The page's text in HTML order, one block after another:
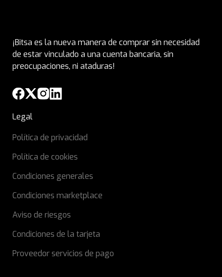
¡Bitsa es la nueva manera de comprar sin necesidad
de estar vinculado a una cuenta bancaria, sin
preocupaciones, ni ataduras!
Legal
Política de privacidad
Política de cookies
Condiciones generales
Condiciones marketplace
Aviso de riesgos
Condiciones de la tarjeta
Proveedor servicios de pago